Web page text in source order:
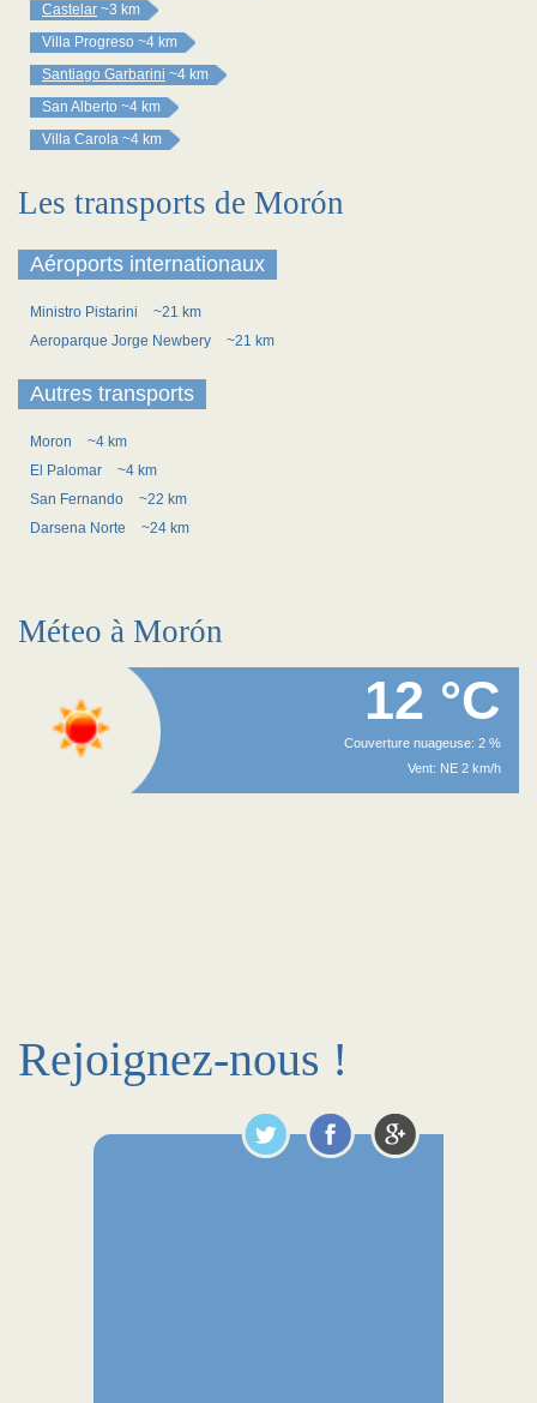
Castelar ~3 km
Villa Progreso ~4 km
Santiago Garbarini ~4 km
San Alberto ~4 km
Villa Carola ~4 km
Les transports de Morón
Aéroports internationaux
Ministro Pistarini
~21 km
Aeroparque Jorge Newbery
~21 km
Autres transports
Moron
~4 km
El Palomar
~4 km
San Fernando
~22 km
Darsena Norte
~24 km
Méteo à Morón
12 °C
Couverture nuageuse: 2 %
Vent: NE 2 km/h
Rejoignez-nous !